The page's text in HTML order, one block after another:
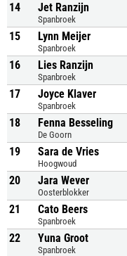
14 Jet Ranzijn
Spanbroek
15 Lynn Meijer
Spanbroek
16 Lies Ranzijn
Spanbroek
17 Joyce Klaver
Spanbroek
18 Fenna Besseling
De Goorn
19 Sara de Vries
Hoogwoud
20 Jara Wever
Oosterblokker
21 Cato Beers
Spanbroek
22 Yuna Groot
Spanbroek